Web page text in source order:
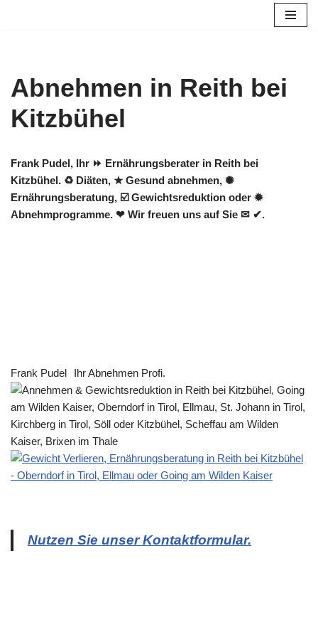
Abnehmen in Reith bei
Kitzbühel
Frank Pudel, Ihr ⏩ Ernährungsberater in Reith bei
Kitzbühel. ♻ Diäten, ★ Gesund abnehmen, ✺
Ernährungsberatung, ☑️ Gewichtsreduktion oder ✹
Abnehmprogramme. ❤ Wir freuen uns auf Sie ✉ ✔.
Frank Pudel Ihr Abnehmen Profi.
Nutzen Sie unser Kontaktformular.